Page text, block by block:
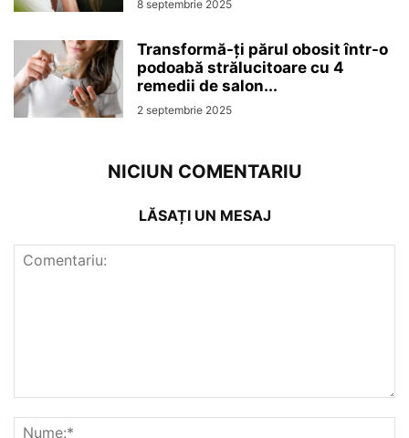
8 septembrie 2025
Transformă-ți părul obosit într-o
podoabă strălucitoare cu 4
remedii de salon...
2 septembrie 2025
NICIUN COMENTARIU
LĂSAȚI UN MESAJ